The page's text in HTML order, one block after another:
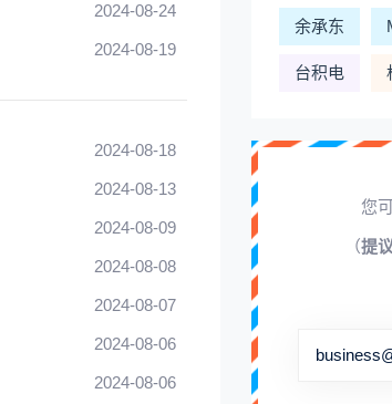
2024-08-24
2024-08-19
2024-08-18
2024-08-13
2024-08-09
2024-08-08
2024-08-07
2024-08-06
2024-08-06
余承东
台积电
您
（提议